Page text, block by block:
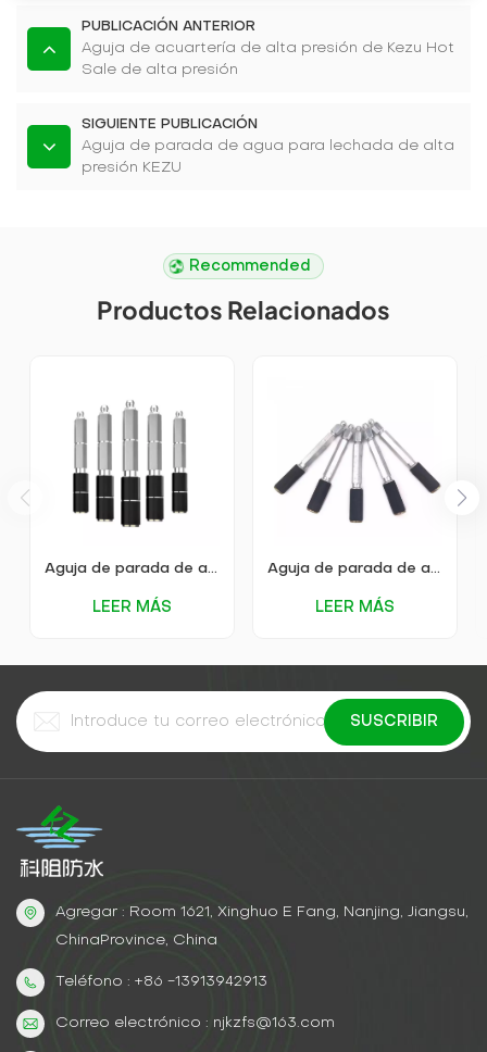
PUBLICACIÓN ANTERIOR
Aguja de acuartería de alta presión de Kezu Hot
Sale de alta presión
SIGUIENTE PUBLICACIÓN
Aguja de parada de agua para lechada de alta
presión KEZU
Recommended
Productos Relacionados
Aguja de parada de agua para lechada de alta presión KEZU
LEER MÁS
Aguja de parada de agua para lechada de alta presión KEZU extraíble
LEER MÁS
Agregar : Room 1621, Xinghuo E Fang, Nanjing, Jiangsu,
ChinaProvince, China
Teléfono : +86 -13913942913
Correo electrónico : njkzfs@163.com